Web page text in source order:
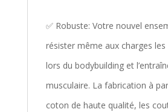
✅ Robuste: Votre nouvel
résister même aux charges
lors du bodybuilding et
musculaire. La fabrication à
coton de haute qualité, les